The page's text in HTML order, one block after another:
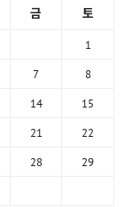
금 토
1
7 8
14 15
21 22
28 29